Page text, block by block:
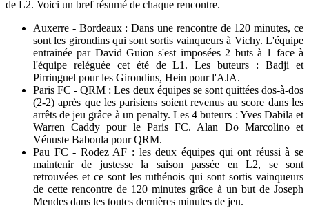
de L2. Voici un bref résumé de chaque rencontre.
Auxerre - Bordeaux : Dans une rencontre de 120 minutes, ce
sont les girondins qui sont sortis vainqueurs à Vichy. L'équipe
entrainée par David Guion s'est imposées 2 buts à 1 face à
l'équipe reléguée cet été de L1. Les buteurs : Badji et
Pirringuel pour les Girondins, Hein pour l'AJA.
Paris FC - QRM : Les deux équipes se sont quittées dos-à-dos
(2-2) après que les parisiens soient revenus au score dans les
arrêts de jeu grâce à un penalty. Les 4 buteurs : Yves Dabila et
Warren Caddy pour le Paris FC. Alan Do Marcolino et
Vénuste Baboula pour QRM.
Pau FC - Rodez AF : les deux équipes qui ont réussi à se
maintenir de justesse la saison passée en L2, se sont
retrouvées et ce sont les ruthénois qui sont sortis vainqueurs
de cette rencontre de 120 minutes grâce à un but de Joseph
Mendes dans les toutes dernières minutes de jeu.